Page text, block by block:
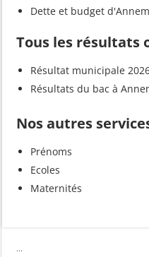
Dette et budget
Tous les résultats
Résultat municipale
Résultats du bac à
Nos autres
Prénoms
Ecoles
Maternités
...